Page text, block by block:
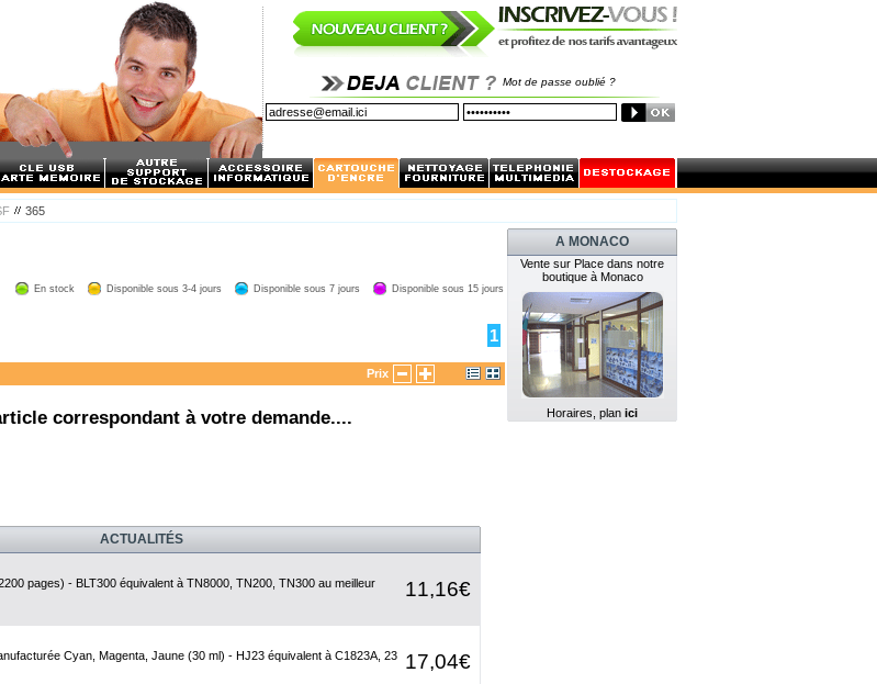
Mot de passe oublié ?
365
En stock Disponible sous 3-4 jours Disponible sous 7 jours Disponible sous 15 jours
1
Prix
correspondant à votre demande....
ACTUALITÉS
pages) - BLT300 équivalent à TN8000, TN200, TN300 au meilleur
11,16€
Cyan, Magenta, Jaune (30 ml) - HJ23 équivalent à C1823A, 23
17,04€
A MONACO
Vente sur Place dans notre
boutique à Monaco
Horaires, plan ici